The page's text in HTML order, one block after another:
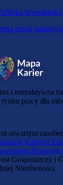
i interaktywna
pracy dla
prywatności
przed
otwartym
Katalyst
Rozwoju
Gospodarczy i
Nierówności.